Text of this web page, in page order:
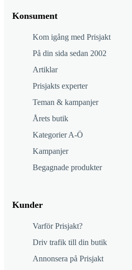
Konsument
Kom igång med Prisjakt
På din sida sedan 2002
Artiklar
Prisjakts experter
Teman & kampanjer
Årets butik
Kategorier A-Ö
Kampanjer
Begagnade produkter
Kunder
Varför Prisjakt?
Driv trafik till din butik
Annonsera på Prisjakt